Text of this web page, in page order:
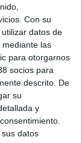
Con su
datos de
mediante las
para otorgarnos
socios para
descrito. De
su
y
datos
,
, Laz Alonso
,Colby
. La cuarta
,Valorie
del New